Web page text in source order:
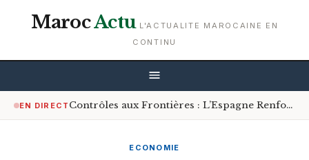
MarocActu L'ACTUALITE MAROCAINE EN
CONTINU
EN DIRECT Contrôles aux Frontières : L’Espagne Renforce les Mesures pour les Voyageurs en Provenance d’Italie
ECONOMIE